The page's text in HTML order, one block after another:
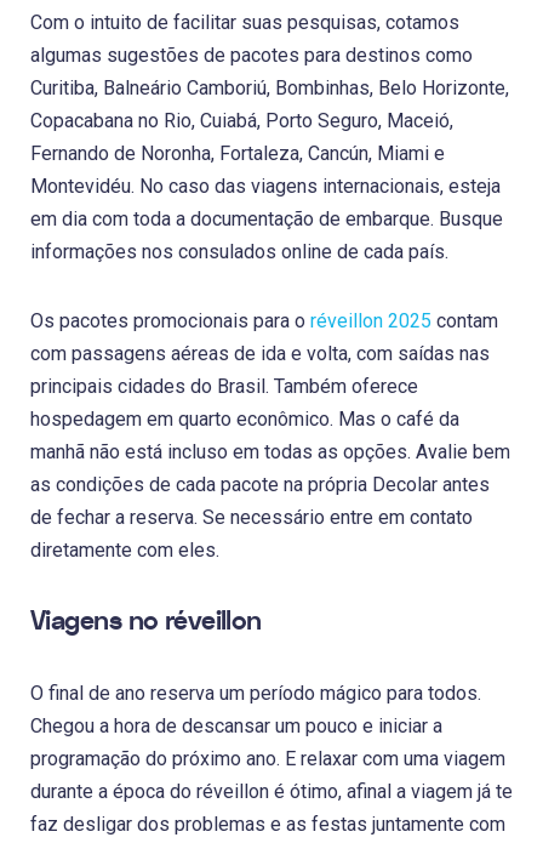
Com o intuito de facilitar suas pesquisas, cotamos
algumas sugestões de pacotes para destinos como
Curitiba, Balneário Camboriú, Bombinhas, Belo Horizonte,
Copacabana no Rio, Cuiabá, Porto Seguro, Maceió,
Fernando de Noronha, Fortaleza, Cancún, Miami e
Montevidéu. No caso das viagens internacionais, esteja
em dia com toda a documentação de embarque. Busque
informações nos consulados online de cada país.
Os pacotes promocionais para o réveillon 2025 contam
com passagens aéreas de ida e volta, com saídas nas
principais cidades do Brasil. Também oferece
hospedagem em quarto econômico. Mas o café da
manhã não está incluso em todas as opções. Avalie bem
as condições de cada pacote na própria Decolar antes
de fechar a reserva. Se necessário entre em contato
diretamente com eles.
Viagens no réveillon
O final de ano reserva um período mágico para todos.
Chegou a hora de descansar um pouco e iniciar a
programação do próximo ano. E relaxar com uma viagem
durante a época do réveillon é ótimo, afinal a viagem já te
faz desligar dos problemas e as festas juntamente com